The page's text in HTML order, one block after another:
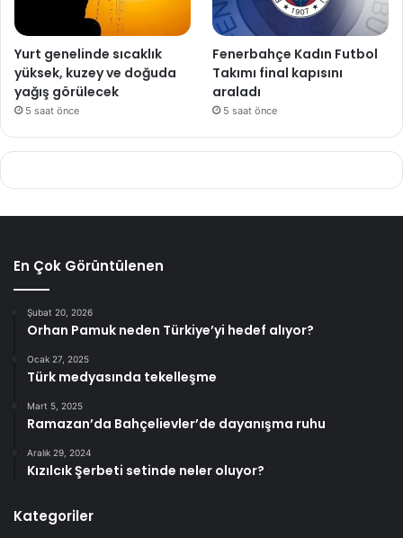
Yurt genelinde sıcaklık
yüksek, kuzey ve doğuda
yağış görülecek
5 saat önce
Fenerbahçe Kadın Futbol
Takımı final kapısını
araladı
5 saat önce
En Çok Görüntülenen
Şubat 20, 2026
Orhan Pamuk neden Türkiye’yi hedef alıyor?
Ocak 27, 2025
Türk medyasında tekelleşme
Mart 5, 2025
Ramazan’da Bahçelievler’de dayanışma ruhu
Aralık 29, 2024
Kızılcık Şerbeti setinde neler oluyor?
Kategoriler